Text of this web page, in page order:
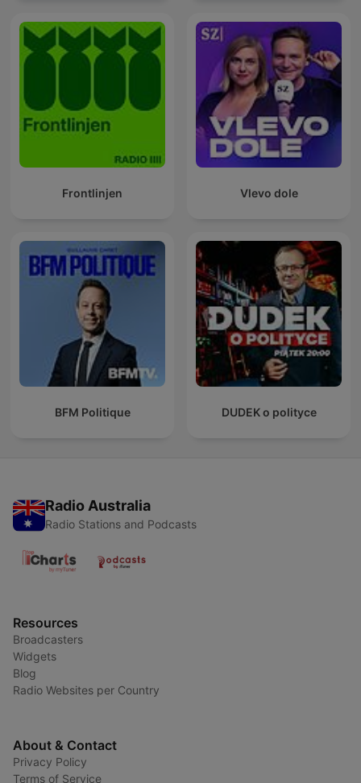
Frontlinjen Vlevo dole
BFM Politique DUDEK o polityce
Radio Australia
Radio Stations and Podcasts
Resources
Broadcasters
Widgets
Blog
Radio Websites per Country
About & Contact
Privacy Policy
Terms of Service